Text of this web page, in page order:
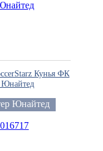
Кунья ФК
Юнайтед
Юнайтед